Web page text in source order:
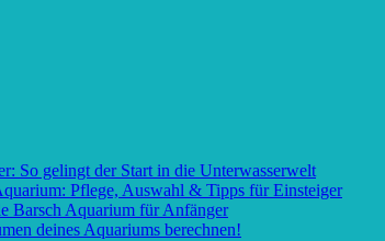
So gelingt der Start in die Unterwasserwelt
Pflege, Auswahl & Tipps für Einsteiger
Barsch Aquarium für Anfänger
deines Aquariums berechnen!